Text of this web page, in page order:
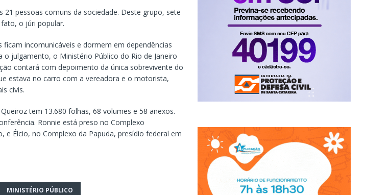
21 pessoas comuns da sociedade. Deste grupo, sete
o júri popular.
incomunicáveis e dormem em dependências
o julgamento, o Ministério Público do Rio de Janeiro
contará com depoimento da única sobrevivente do
estava no carro com a vereadora e o motorista,
civis.
tem 13.680 folhas, 68 volumes e 58 anexos.
Ronnie está preso no Complexo
e Élcio, no Complexo da Papuda, presídio federal em
MINISTÉRIO PÚBLICO